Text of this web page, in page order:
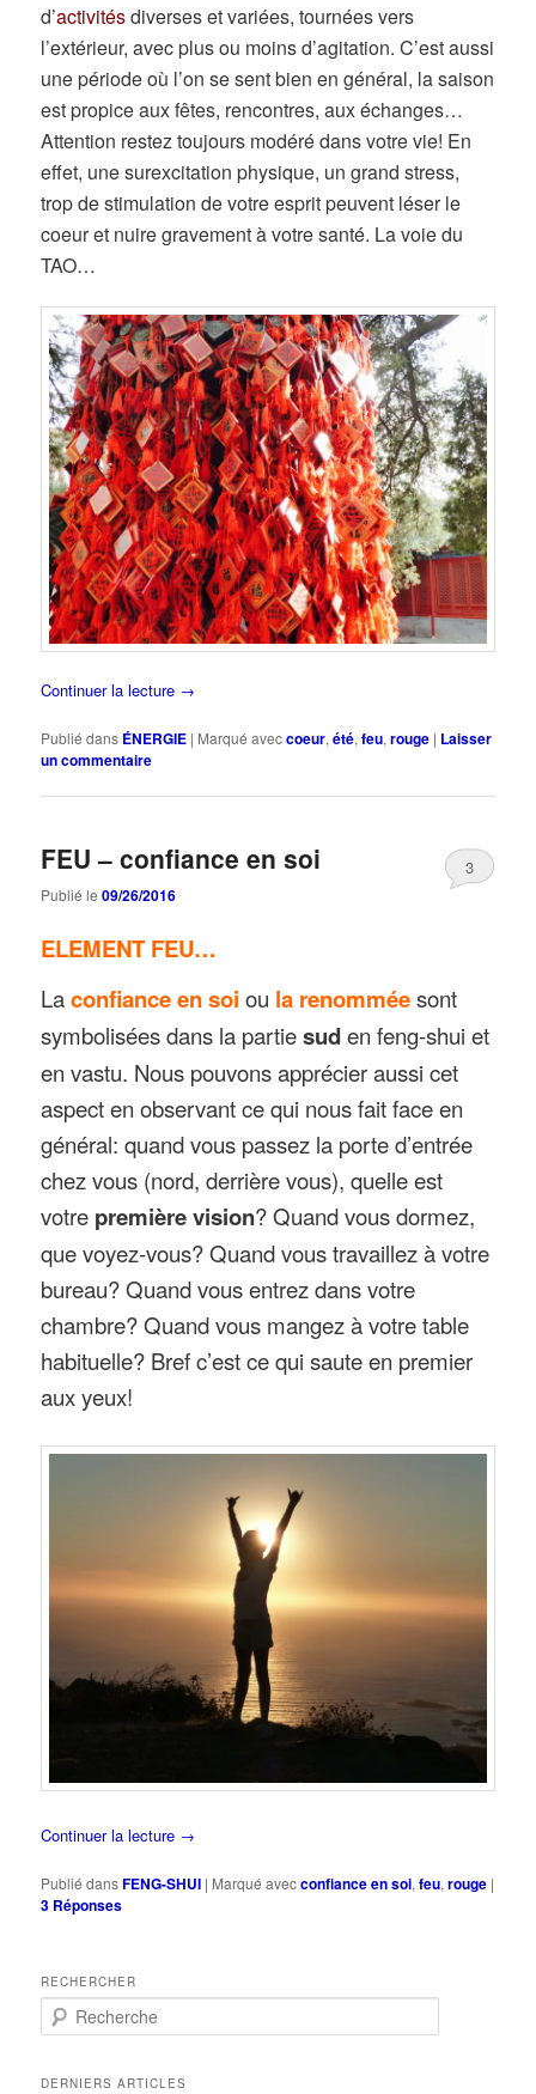
d’activitésdiverses et variées, tournées vers
l’extérieur, avec plus ou moins d’agitation. C’est aussi
une période où l’on se sent bien en général, la saison
est propice aux fêtes, rencontres, aux échanges…
Attention restez toujours modéré dans votre vie! En
effet, une surexcitation physique, un grand stress,
trop de stimulation de votre esprit peuvent léser le
coeur et nuire gravement à votre santé. La voie du
TAO…
Continuer la lecture →
Publié dans ÉNERGIE | Marqué aveccoeur,été,feu,rouge | Laisser
un commentaire
FEU – confiance en soi
Publié le09/26/2016
3
ELEMENT FEU…
Laconfiance en soi ou la renomméesont
symbolisées dans la partiesuden feng-shui et
en vastu. Nous pouvons apprécier aussi cet
aspect en observant ce qui nous fait face en
général: quand vous passez la porte d’entrée
chez vous (nord, derrière vous), quelle est
votre première vision? Quand vous dormez,
que voyez-vous? Quand vous travaillez à votre
bureau? Quand vous entrez dans votre
chambre? Quand vous mangez à votre table
habituelle? Bref c’est ce qui saute en premier
aux yeux!
Continuer la lecture →
Publié dansFENG-SHUI | Marqué avecconfiance en soi,feu,rouge |
3 Réponses
RECHERCHER
e
h
DERNIERS ARTICLES